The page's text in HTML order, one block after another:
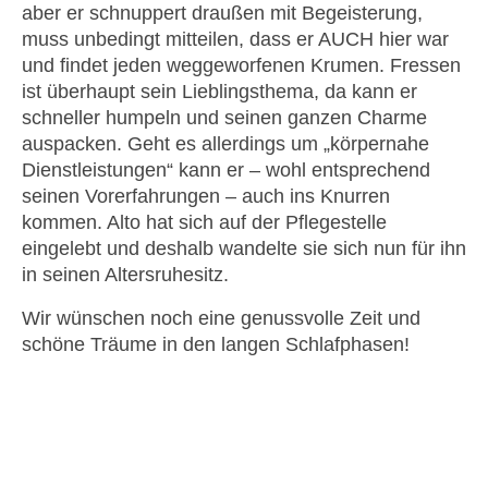
aber er schnuppert draußen mit Begeisterung,
muss unbedingt mitteilen, dass er AUCH hier war
und findet jeden weggeworfenen Krumen. Fressen
ist überhaupt sein Lieblingsthema, da kann er
schneller humpeln und seinen ganzen Charme
auspacken. Geht es allerdings um „körpernahe
Dienstleistungen“ kann er – wohl entsprechend
seinen Vorerfahrungen – auch ins Knurren
kommen. Alto hat sich auf der Pflegestelle
eingelebt und deshalb wandelte sie sich nun für ihn
in seinen Altersruhesitz.
Wir wünschen noch eine genussvolle Zeit und
schöne Träume in den langen Schlafphasen!